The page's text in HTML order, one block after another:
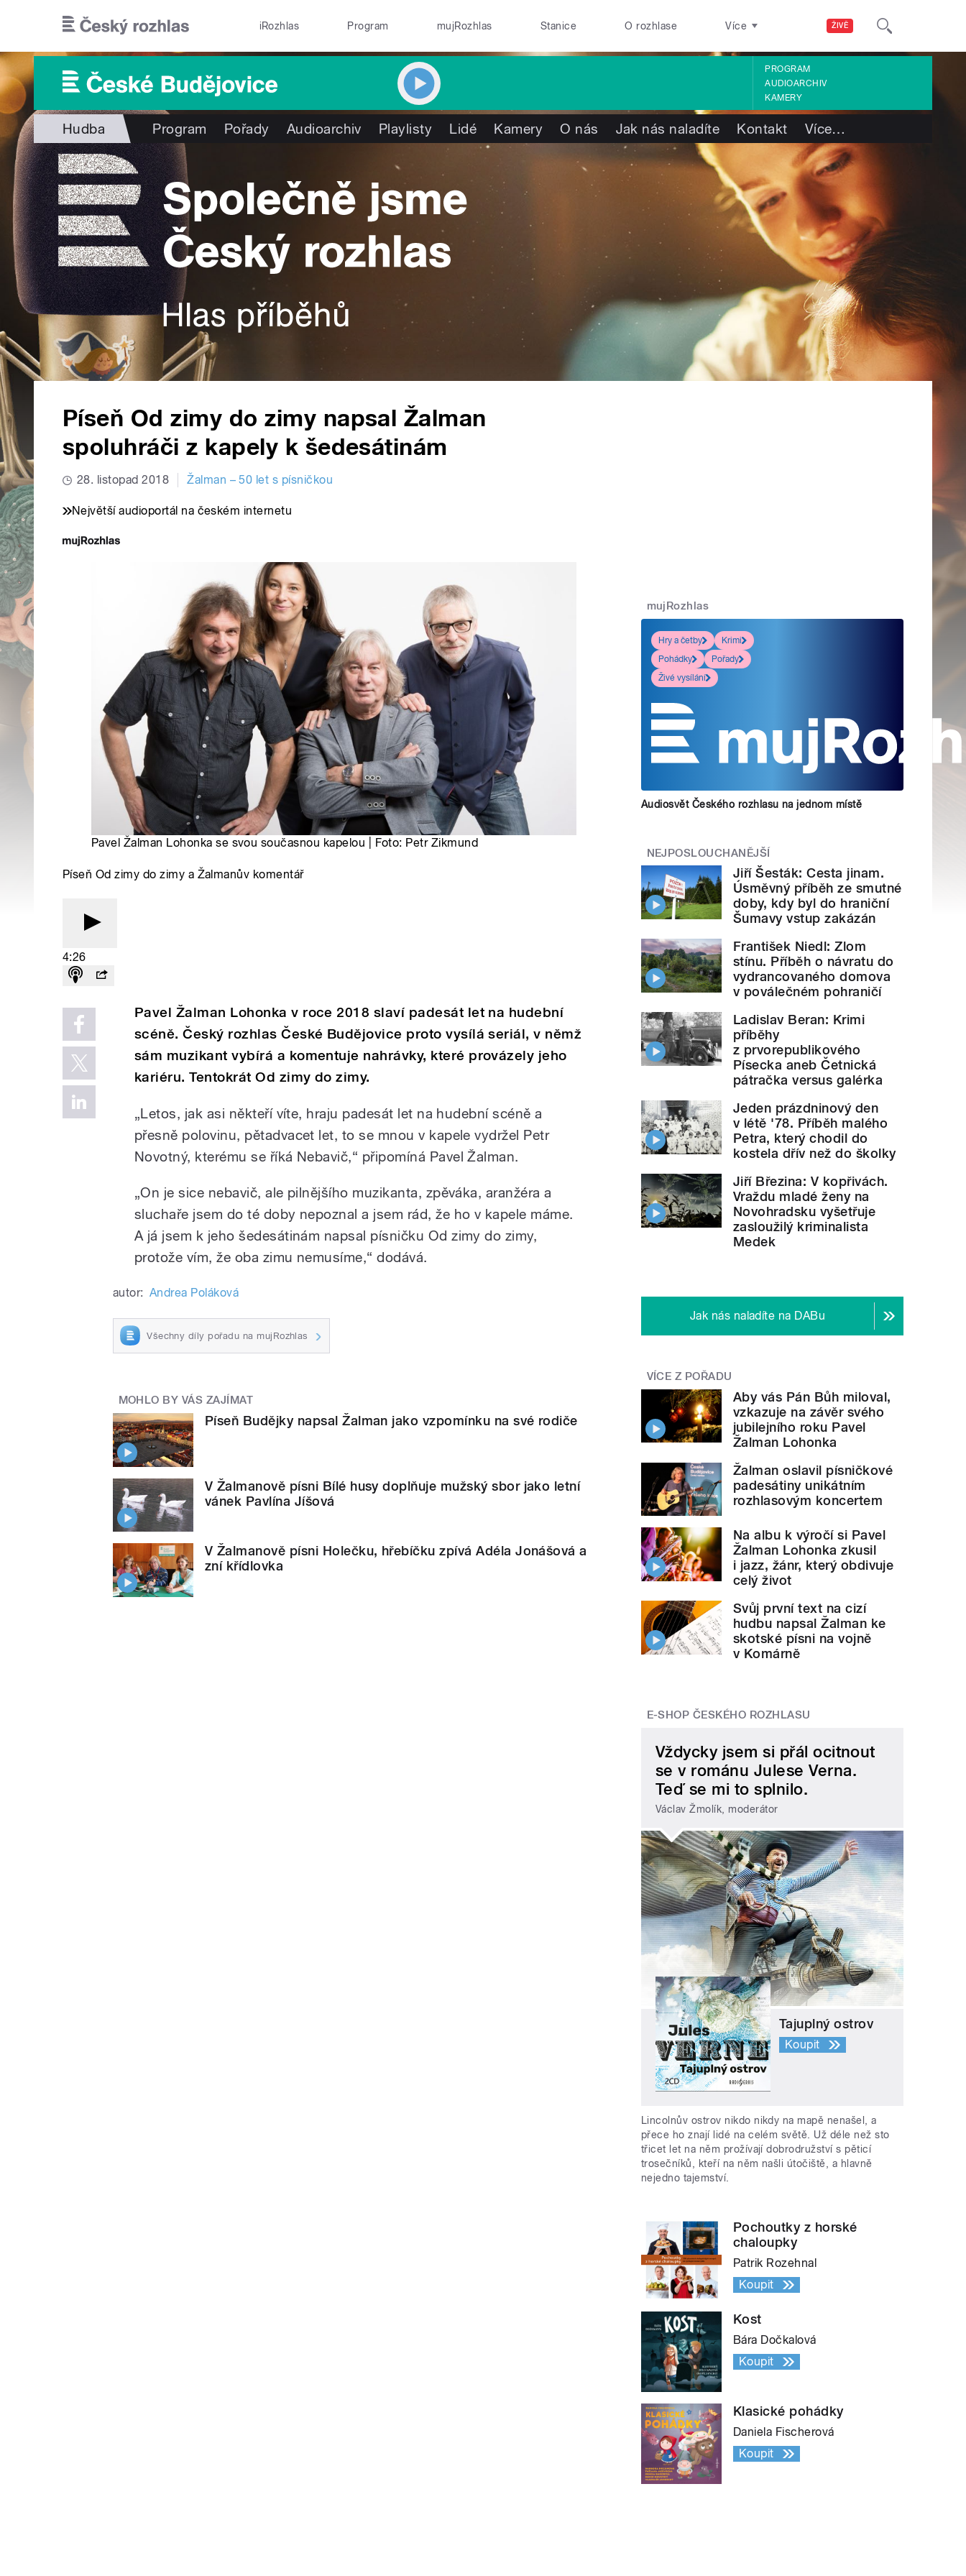
ŽIVĚ
iRozhlas Program mujRozhlas Stanice O rozhlase Více
PROGRAM
AUDIOARCHIV
KAMERY
Hudba Program Pořady Audioarchiv Playlisty Lidé Kamery O nás Jak nás naladíte Kontakt Více…
Píseň Od zimy do zimy napsal Žalman
spoluhráči z kapely k šedesátinám
28. listopad 2018 Žalman – 50 let s písničkou
Největší audioportál na českém internetu
Pavel Žalman Lohonka se svou současnou kapelou | Foto: Petr Zikmund
Píseň Od zimy do zimy a Žalmanův komentář
4:26
Pavel Žalman Lohonka v roce 2018 slaví padesát let na hudební
scéně. Český rozhlas České Budějovice proto vysílá seriál, v němž
sám muzikant vybírá a komentuje nahrávky, které provázely jeho
kariéru. Tentokrát Od zimy do zimy.
„Letos, jak asi někteří víte, hraju padesát let na hudební scéně a
přesně polovinu, pětadvacet let, to se mnou v kapele vydržel Petr
Novotný, kterému se říká Nebavič,“ připomíná Pavel Žalman.
„On je sice nebavič, ale pilnějšího muzikanta, zpěváka, aranžéra a
sluchaře jsem do té doby nepoznal a jsem rád, že ho v kapele máme.
A já jsem k jeho šedesátinám napsal písničku Od zimy do zimy,
protože vím, že oba zimu nemusíme,“ dodává.
autor: Andrea Poláková
Všechny díly pořadu na mujRozhlas
MOHLO BY VÁS ZAJÍMAT
Píseň Budějky napsal Žalman jako vzpomínku na své rodiče
V Žalmanově písni Bílé husy doplňuje mužský sbor jako letní
vánek Pavlína Jíšová
V Žalmanově písni Holečku, hřebíčku zpívá Adéla Jonášová a
zní křídlovka
mujRozhlas
Hry a četby
Krimi
Pohádky
Pořady
Živé vysílání
Audiosvět Českého rozhlasu na jednom místě
NEJPOSLOUCHANĚJŠÍ
Jiří Šesták: Cesta jinam.
Úsměvný příběh ze smutné
doby, kdy byl do hraniční
Šumavy vstup zakázán
František Niedl: Zlom
stínu. Příběh o návratu do
vydrancovaného domova
v poválečném pohraničí
Ladislav Beran: Krimi
příběhy
z prvorepublikového
Písecka aneb Četnická
pátračka versus galérka
Jeden prázdninový den
v létě '78. Příběh malého
Petra, který chodil do
kostela dřív než do školky
Jiří Březina: V kopřivách.
Vraždu mladé ženy na
Novohradsku vyšetřuje
zasloužilý kriminalista
Medek
Jak nás naladíte na DABu
VÍCE Z POŘADU
Aby vás Pán Bůh miloval,
vzkazuje na závěr svého
jubilejního roku Pavel
Žalman Lohonka
Žalman oslavil písničkové
padesátiny unikátním
rozhlasovým koncertem
Na albu k výročí si Pavel
Žalman Lohonka zkusil
i jazz, žánr, který obdivuje
celý život
Svůj první text na cizí
hudbu napsal Žalman ke
skotské písni na vojně
v Komárně
E-SHOP ČESKÉHO ROZHLASU
Vždycky jsem si přál ocitnout
se v románu Julese Verna.
Teď se mi to splnilo.
Václav Žmolík, moderátor
Tajuplný ostrov
Koupit
Lincolnův ostrov nikdo nikdy na mapě nenašel, a
přece ho znají lidé na celém světě. Už déle než sto
třicet let na něm prožívají dobrodružství s pěticí
trosečníků, kteří na něm našli útočiště, a hlavně
nejedno tajemství.
Pochoutky z horské
chaloupky
Patrik Rozehnal
Koupit
Kost
Bára Dočkalová
Koupit
Klasické pohádky
Daniela Fischerová
Koupit